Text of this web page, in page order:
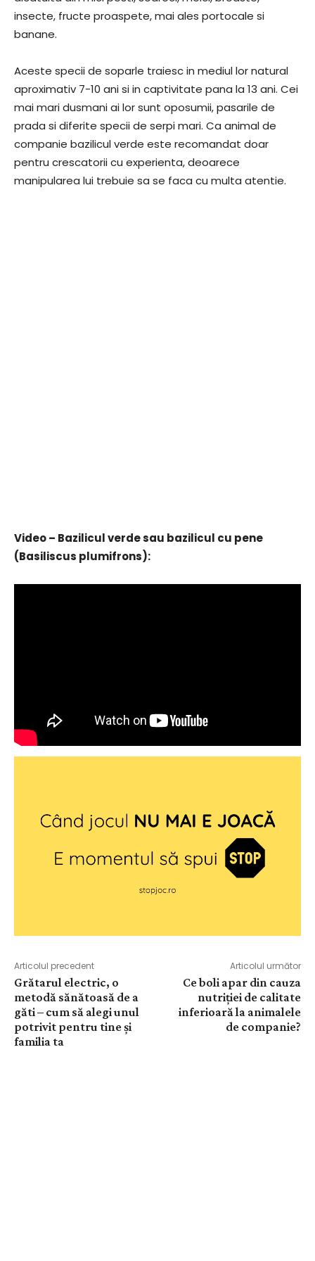
insecte, fructe proaspete, mai ales portocale si
banane.
Aceste specii de soparle traiesc in mediul lor natural
aproximativ 7-10 ani si in captivitate pana la 13 ani. Cei
mai mari dusmani ai lor sunt oposumii, pasarile de
prada si diferite specii de serpi mari. Ca animal de
companie bazilicul verde este recomandat doar
pentru crescatorii cu experienta, deoarece
manipularea lui trebuie sa se faca cu multa atentie.
Video – Bazilicul verde sau bazilicul cu pene
(Basiliscus plumifrons):
Articolul precedent
Grătarul electric, o
metodă sănătoasă de a
găti – cum să alegi unul
potrivit pentru tine și
familia ta
Articolul următor
Ce boli apar din cauza
nutriției de calitate
inferioară la animalele
de companie?